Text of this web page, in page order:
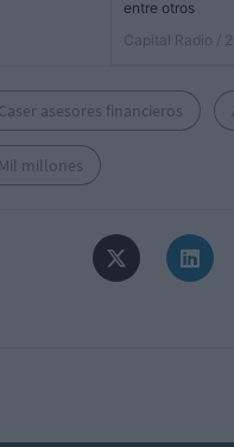
entre otros
Capital Radio
/
Caser asesores financieros
Mil millones